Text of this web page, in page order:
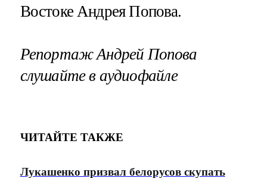
Востоке Андрея Попова.
Репортаж Андрей Попова
слушайте в аудиофайле
ЧИТАЙТЕ ТАКЖЕ
Лукашенко призвал белорусов скупать